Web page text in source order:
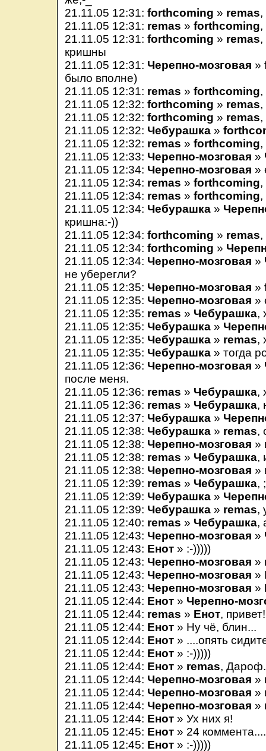
21.11.05 12:31: forthcoming » remas,
21.11.05 12:31: remas » forthcoming,
21.11.05 12:31: forthcoming » remas,
кришны
21.11.05 12:31: Черепно-мозговая »
было вполне)
21.11.05 12:31: remas » forthcoming,
21.11.05 12:32: forthcoming » remas,
21.11.05 12:32: forthcoming » remas,
21.11.05 12:32: Чебурашка »
21.11.05 12:32: remas » forthcoming,
21.11.05 12:33: Черепно-мозговая »
21.11.05 12:34: Черепно-мозговая »
21.11.05 12:34: remas » forthcoming,
21.11.05 12:34: remas » forthcoming,
21.11.05 12:34: Чебурашка »
кришна:-))
21.11.05 12:34: forthcoming » remas,
21.11.05 12:34: forthcoming »
21.11.05 12:34: Черепно-мозговая »
не уберегли?
21.11.05 12:35: Черепно-мозговая »
21.11.05 12:35: Черепно-мозговая »
21.11.05 12:35: remas » Чебурашка,
21.11.05 12:35: Чебурашка »
21.11.05 12:35: Чебурашка » remas,
21.11.05 12:35: Чебурашка » тогда
21.11.05 12:36: Черепно-мозговая »
после меня.
21.11.05 12:36: remas » Чебурашка,
21.11.05 12:36: remas » Чебурашка,
21.11.05 12:37: Чебурашка »
21.11.05 12:38: Чебурашка » remas,
21.11.05 12:38: Черепно-мозговая »
21.11.05 12:38: remas » Чебурашка,
21.11.05 12:38: Черепно-мозговая »
21.11.05 12:39: remas » Чебурашка,
21.11.05 12:39: Чебурашка »
21.11.05 12:39: Чебурашка » remas,
21.11.05 12:40: remas » Чебурашка,
21.11.05 12:43: Черепно-мозговая »
21.11.05 12:43: Енот » :-)))))
21.11.05 12:43: Черепно-мозговая »
21.11.05 12:43: Черепно-мозговая »
21.11.05 12:43: Черепно-мозговая »
21.11.05 12:44: Енот » Черепно-
21.11.05 12:44: remas » Енот, привет!
21.11.05 12:44: Енот » Ну чё, блин...
21.11.05 12:44: Енот » ....опять
21.11.05 12:44: Енот » :-)))))
21.11.05 12:44: Енот » remas, Дароф.
21.11.05 12:44: Черепно-мозговая »
21.11.05 12:44: Черепно-мозговая »
21.11.05 12:44: Черепно-мозговая »
21.11.05 12:44: Енот » Ух них я!
21.11.05 12:45: Енот » 24
21.11.05 12:45: Енот » :-)))))